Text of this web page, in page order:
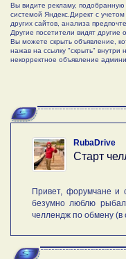
Вы видите рекламу, подобранную
системой Яндекс.Директ с
других сайтов, анализа
Другие посетители видят другие
Вы можете скрыть объявление,
нажав на ссылку "скрыть" внутри
некорректное объявление
RubaDrive
Старт
Привет, форумчане
безумно люблю
челлендж по обмену (в